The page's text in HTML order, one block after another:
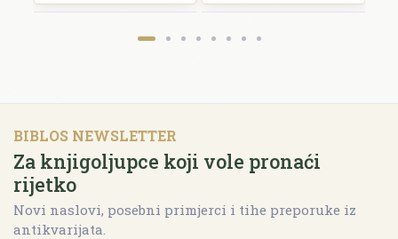
BIBLOS NEWSLETTER
Za knjigoljupce koji vole pronaći
rijetko
Novi naslovi, posebni primjerci i tihe preporuke iz
antikvarijata.